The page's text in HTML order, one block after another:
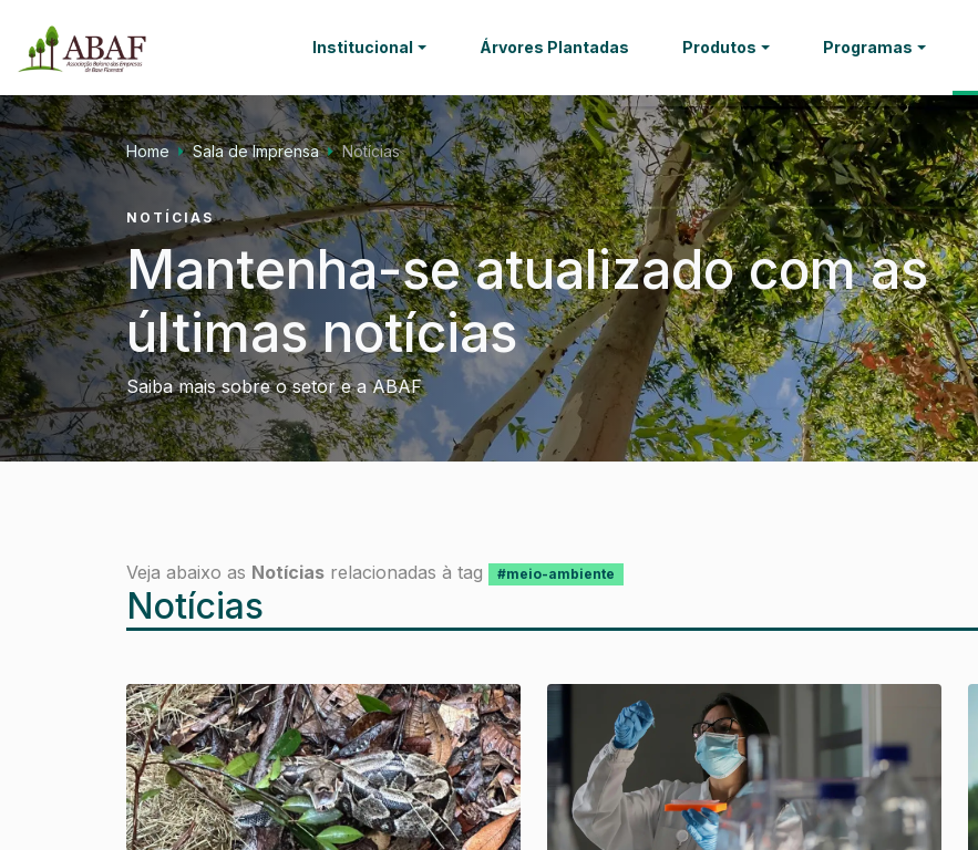
Institucional Árvores Plantadas Produtos Programas
Home Sala de Imprensa Notícias
NOTÍCIAS
Mantenha-se atualizado com as
últimas notícias
Saiba mais sobre o setor e a ABAF
Veja abaixo as Notícias relacionadas à tag #meio-ambiente
Notícias